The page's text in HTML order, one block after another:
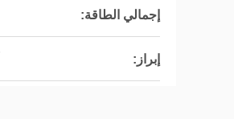
إجمالي الطاقة:
إبراز: